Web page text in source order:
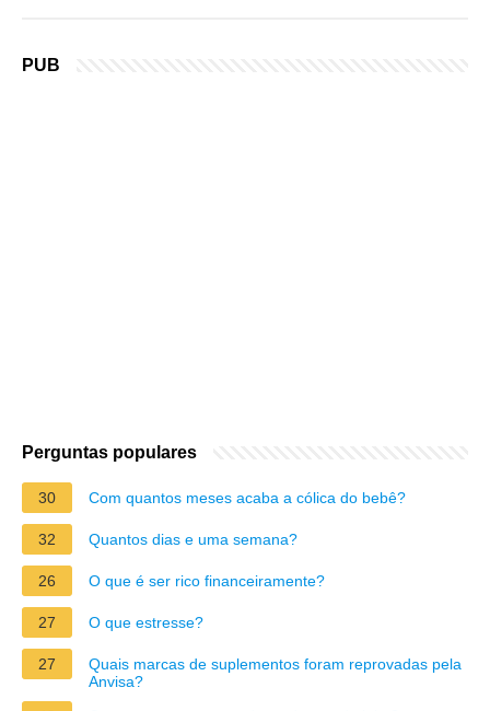
PUB
Perguntas populares
30 Com quantos meses acaba a cólica do bebê?
32 Quantos dias e uma semana?
26 O que é ser rico financeiramente?
27 O que estresse?
27
Quais marcas de suplementos foram reprovadas pela
Anvisa?